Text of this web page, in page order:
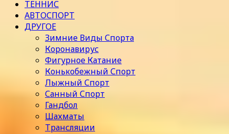
ТЕННИС
АВТОСПОРТ
ДРУГОЕ
Зимние Виды Спорта
Коронавирус
Фигурное Катание
Конькобежный Спорт
Лыжный Спорт
Санный Спорт
Гандбол
Шахматы
Трансляции